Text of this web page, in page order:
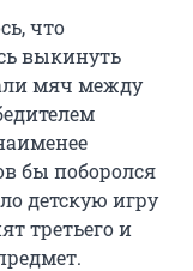
что
выкинуть
мяч между
бы поборолся
детскую игру
третьего и